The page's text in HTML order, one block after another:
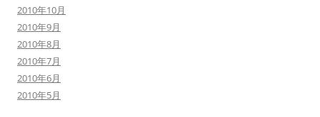
2010年10月
2010年9月
2010年8月
2010年7月
2010年6月
2010年5月